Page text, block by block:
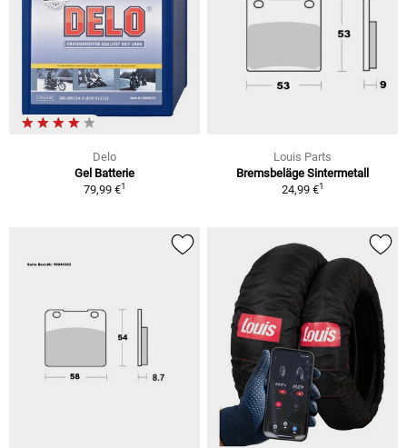
Delo
Gel Batterie
79,99 €1
Louis Parts
Bremsbeläge Sintermetall
24,99 €1